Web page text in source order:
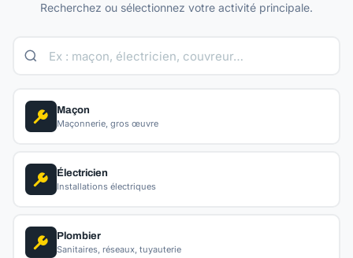
Recherchez ou sélectionnez votre activité principale.
Maçon
Maçonnerie, gros œuvre
Électricien
Installations électriques
Plombier
Sanitaires, réseaux, tuyauterie